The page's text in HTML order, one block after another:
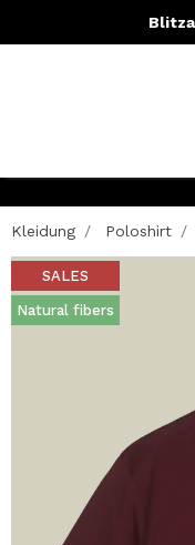
Kleidung Poloshirt
SALES
Natural fibers